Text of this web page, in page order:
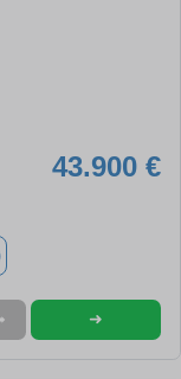
43.900 €
➜